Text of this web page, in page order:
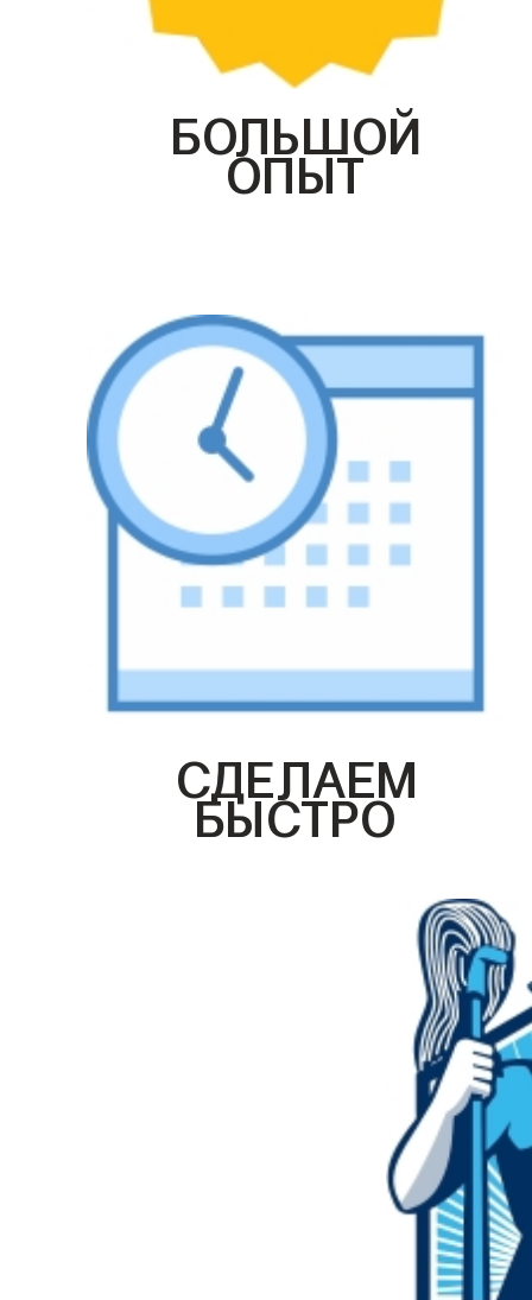
БОЛЬШОЙ
ОПЫТ
СДЕЛАЕМ
БЫСТРО